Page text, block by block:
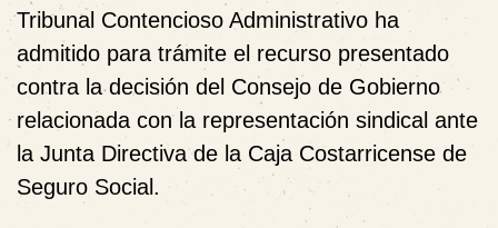
Tribunal Contencioso Administrativo ha
admitido para trámite el recurso presentado
contra la decisión del Consejo de Gobierno
relacionada con la representación sindical ante
la Junta Directiva de la Caja Costarricense de
Seguro Social.